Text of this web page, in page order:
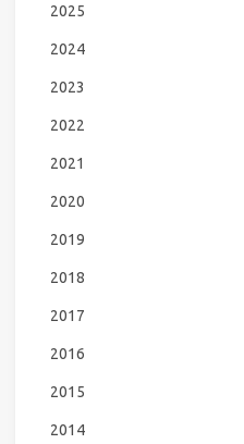
2025
2024
2023
2022
2021
2020
2019
2018
2017
2016
2015
2014